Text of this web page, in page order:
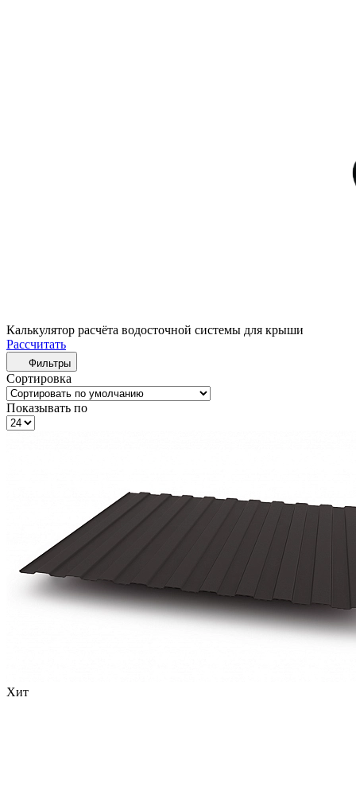
Калькулятор расчёта водосточной системы для крыши
Рассчитать
Фильтры
Сортировка
Показывать по
Хит